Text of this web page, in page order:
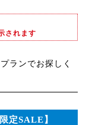
されます
ランでお探しく
定SALE】